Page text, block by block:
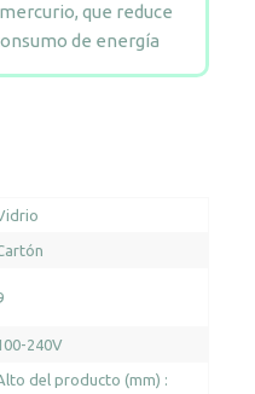
que reduce
de energía
240V
del producto (mm) :